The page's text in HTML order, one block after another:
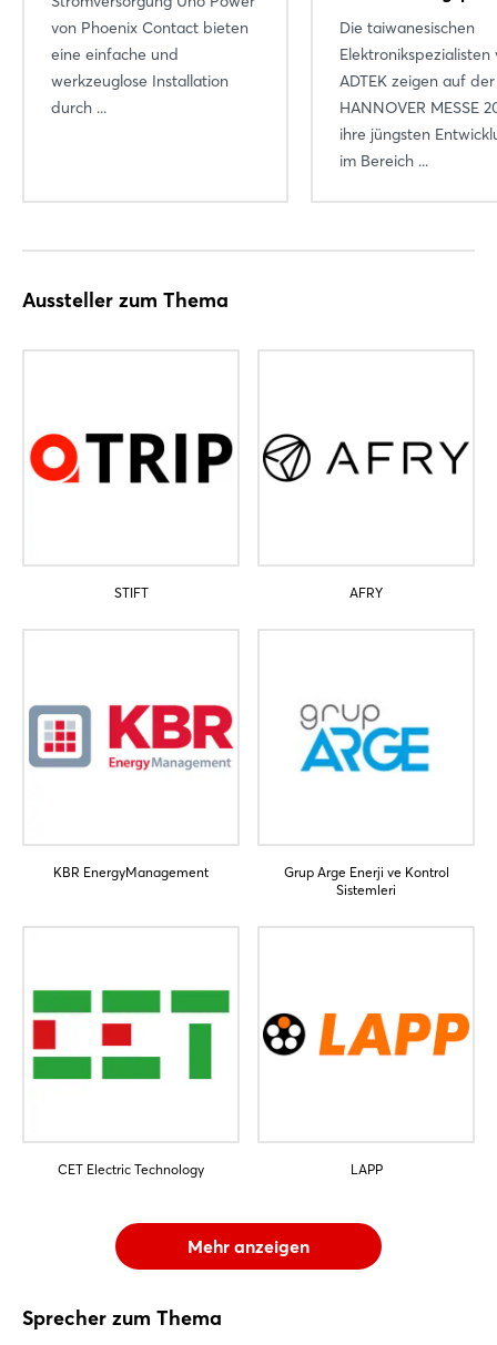
von Phoenix Contact bieten
eine einfache und
werkzeuglose Installation
durch ...
Die taiwanesischen
Elektronikspezialisten
ADTEK zeigen auf der
HANNOVER MESSE
ihre jüngsten
im Bereich ...
Aussteller zum Thema
STIFT AFRY
KBR EnergyManagement
Grup Arge Enerji ve Kontrol
Sistemleri
CET Electric Technology LAPP
Mehr anzeigen
Sprecher zum Thema
Passwort vergessen?